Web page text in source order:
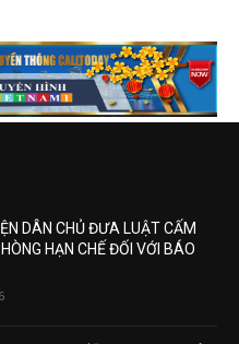
DÂN CHỦ ĐƯA LUẬT CẤM
HẠN CHẾ ĐỐI VỚI BÁO